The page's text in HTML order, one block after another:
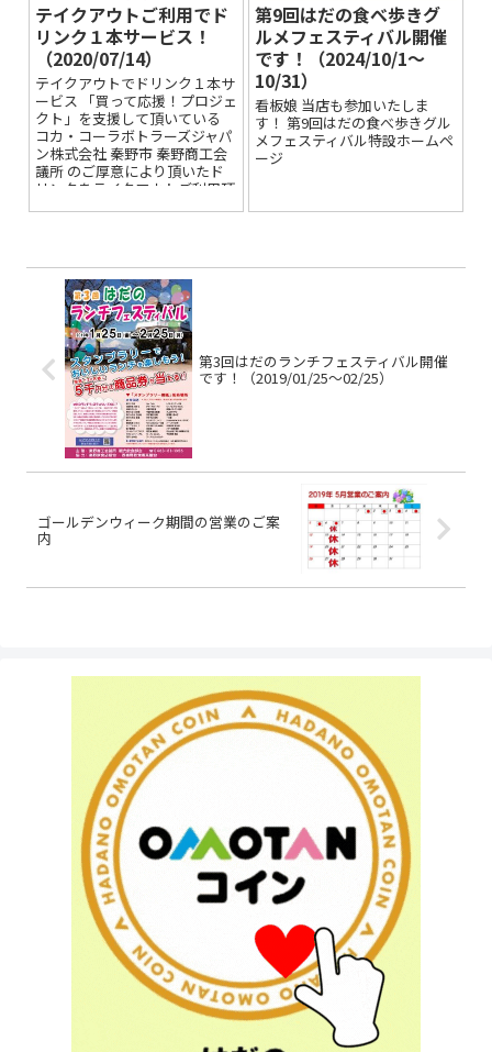
テイクアウトご利用でド
リンク１本サービス！
（2020/07/14）
テイクアウトでドリンク１本サ
ービス 「買って応援！プロジェ
クト」を支援して頂いている
コカ・コーラボトラーズジャパ
ン株式会社 秦野市 秦野商工会
議所 のご厚意により頂いたド
リンクをテイクアウトご利用頂
いたお客様に...
第9回はだの食べ歩きグ
ルメフェスティバル開催
です！（2024/10/1～
10/31）
看板娘 当店も参加いたしま
す！ 第9回はだの食べ歩きグル
メフェスティバル特設ホームペ
ージ
第3回はだのランチフェスティバル開催
です！（2019/01/25～02/25）
ゴールデンウィーク期間の営業のご案
内